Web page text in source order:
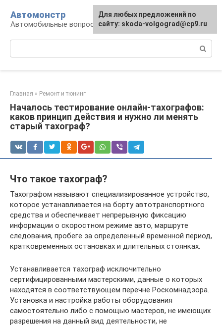
контенту
Автомонстр
Автомобильные вопросы и ответы
Главная » Ремонт и тюнинг
Началось тестирование онлайн-тахографов:
каков принцип действия и нужно ли менять
старый тахограф?
Что такое тахограф?
Тахографом называют специализированное устройство,
которое устанавливается на борту автотранспортного
средства и обеспечивает непрерывную фиксацию
информации о скоростном режиме авто, маршруте
следования, пробеге за определенный временной период,
кратковременных остановках и длительных стоянках.
Устанавливается тахограф исключительно
сертифицированными мастерскими, данные о которых
находятся в соответствующем перечне Роскомнадзора.
Установка и настройка работы оборудования
самостоятельно либо с помощью мастеров, не имеющих
разрешения на данный вид деятельности, не
Для любых предложений по
сайту: skoda-volgograd@cp9.ru